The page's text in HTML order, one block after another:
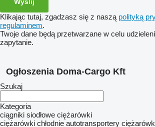
Klikając tutaj, zgadzasz się z naszą polityką
regulaminem.
Twoje dane będą przetwarzane w celu
zapytanie.
Ogłoszenia Doma-Cargo Kft
Szukaj
Kategoria
ciągniki siodłowe ciężarówki
ciężarówki chłodnie autotransportery